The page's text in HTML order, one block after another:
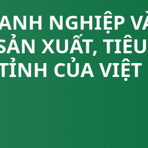
NGHIỆP
XUẤT,
CỦA